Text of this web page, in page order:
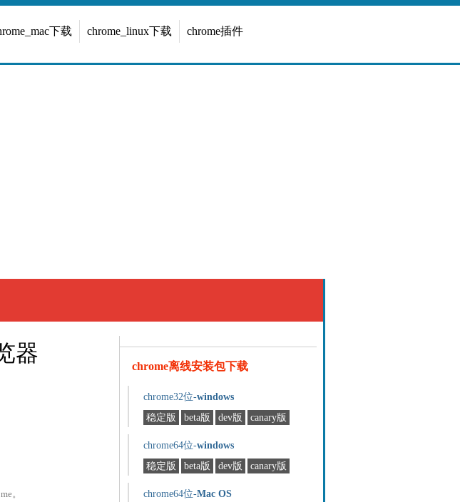
下载 chrome_linux下载 chrome插件
器
。
chrome离线安装包下载
chrome32位-windows
稳定版
beta版 dev版 canary版
chrome64位-windows
稳定版
beta版 dev版 canary版
chrome64位-Mac OS